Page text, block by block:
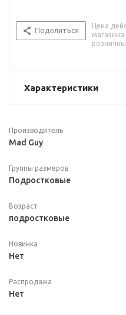
Поделиться
Цена
Характеристики
Производитель
Mad Guy
Группы размеров
Подростковые
Возраст
подростковые
Новинка
Нет
Распродажа
Нет